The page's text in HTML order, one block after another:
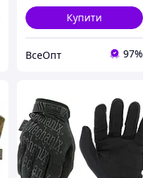
Купити
ВсеОпт 97%